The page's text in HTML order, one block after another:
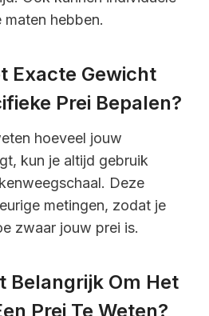
maten hebben.
Exacte Gewicht
Prei Bepalen?
hoeveel jouw
kun je altijd gebruik
Deze
metingen, zodat je
zwaar jouw prei is.
Belangrijk Om Het
Prei Te Weten?